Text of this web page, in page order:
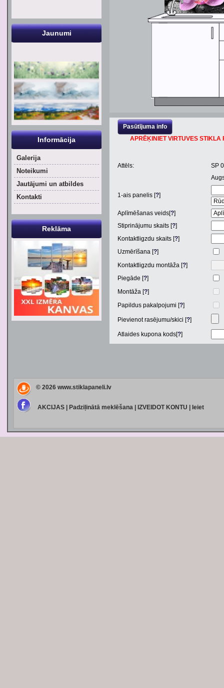
Pasūtījuma info
APRĒĶINIET VIRTUVES
Attēls:
SP
1-ais panelis [?]
Aplīmēšanas veids[?]
Stiprinājumu skaits [?]
Kontaktligzdu skaits [?]
Uzmērīšana [?]
Kontaktligzdu montāža [?]
Piegāde [?]
Montāža [?]
Papildus pakalpojumi [?]
Pievienot rasējumu/skici [?]
Atlaides kupona kods[?]
Jaunumi
Informācija
Galerija
Noteikumi
Jautājumi un atbildes
Kontakti
Reklāma
© 2026 www.stiklapaneli.lv
AKCIJAS| Padziļinātā meklēšana| IZVEIDOT KONTU Ieiet